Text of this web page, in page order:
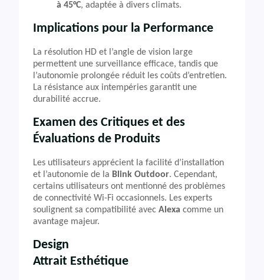
à 45°C, adaptée à divers climats.
Implications pour la Performance
La résolution HD et l’angle de vision large
permettent une surveillance efficace, tandis que
l’autonomie prolongée réduit les coûts d’entretien.
La résistance aux intempéries garantit une
durabilité accrue.
Examen des Critiques et des
Évaluations de Produits
Les utilisateurs apprécient la facilité d’installation
et l’autonomie de la Blink Outdoor. Cependant,
certains utilisateurs ont mentionné des problèmes
de connectivité Wi-Fi occasionnels. Les experts
soulignent sa compatibilité avec Alexa comme un
avantage majeur.
Design
Attrait Esthétique